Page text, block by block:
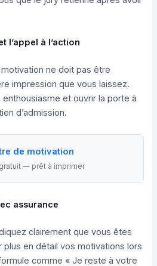
l’appel à l’action
ne doit pas être
impression que vous laissez.
et ouvrir la porte à
d’admission.
de motivation
— prêt à imprimer
assurance
clairement que vous êtes
en détail vos motivations lors
comme « Je reste à votre